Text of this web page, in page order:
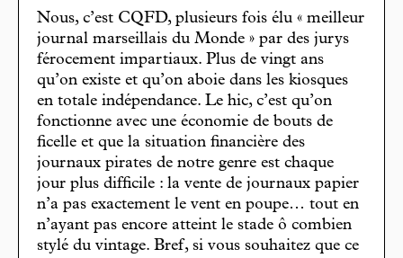
Nous, c’est CQFD, plusieurs fois élu « meilleur
journal marseillais du Monde » par des jurys
férocement impartiaux. Plus de vingt ans
qu’on existe et qu’on aboie dans les kiosques
en totale indépendance. Le hic, c’est qu’on
fonctionne avec une économie de bouts de
ficelle et que la situation financière des
journaux pirates de notre genre est chaque
jour plus difficile : la vente de journaux papier
n’a pas exactement le vent en poupe… tout en
n’ayant pas encore atteint le stade ô combien
stylé du vintage. Bref, si vous souhaitez que ce